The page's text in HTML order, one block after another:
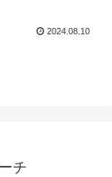
2024.08.10
チ